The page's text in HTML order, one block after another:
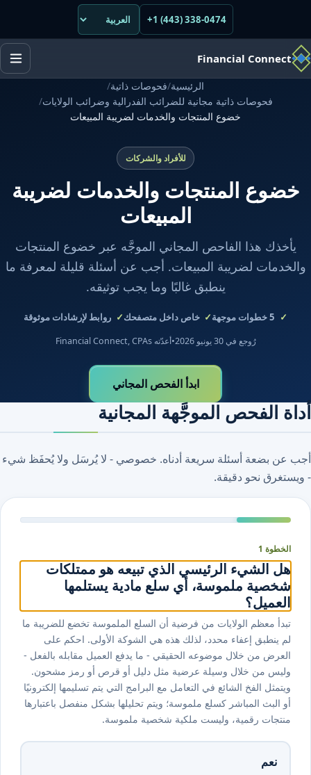
+1 (443) 338-0474
Financial Connect
الرئيسية/فحوصات ذاتية/
فحوصات ذاتية مجانية للضرائب الفدرالية وضرائب الولايات/
خضوع المنتجات والخدمات لضريبة المبيعات
للأفراد والشركات
خضوع المنتجات والخدمات لضريبة
المبيعات
يأخذك هذا الفاحص المجاني الموجَّه عبر خضوع المنتجات
والخدمات لضريبة المبيعات. أجب عن أسئلة قليلة لمعرفة ما
ينطبق غالبًا وما يجب توثيقه.
5خطوات موجهة خاص داخل متصفحك روابط لإرشادات موثوقة
رُوجع في 30 يونيو 2026 •أعدّته Financial Connect, CPAs
ابدأ الفحص المجاني
أداة الفحص الموجَّهة المجانية
أجب عن بضعة أسئلة سريعة أدناه. خصوصي - لا يُرسَل ولا يُحفَظ شيء
- ويستغرق نحو دقيقة.
الخطوة 1
هل الشيء الرئيسي الذي تبيعه هو ممتلكات
شخصية ملموسة، أي سلع مادية يستلمها
العميل؟
تبدأ معظم الولايات من فرضية أن السلع الملموسة تخضع للضريبة ما
لم ينطبق إعفاء محدد، لذلك هذه هي الشوكة الأولى. احكم على
العرض من خلال موضوعه الحقيقي - ما يدفع العميل مقابله بالفعل -
وليس من خلال وسيلة عرضية مثل دليل أو قرص أو رمز مشحون.
ويتمثل الفخ الشائع في التعامل مع البرامج التي يتم تسليمها إلكترونيًا
أو البث المباشر كسلع ملموسة؛ ويتم تحليلها بشكل منفصل باعتبارها
منتجات رقمية، وليست ملكية شخصية ملموسة.
نعم